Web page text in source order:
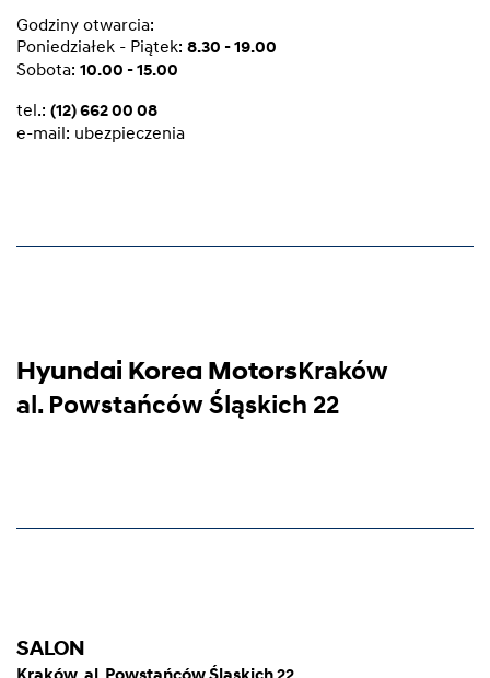
Godziny otwarcia:
Poniedziałek - Piątek: 8.30 - 19.00
Sobota: 10.00 - 15.00
tel.: (12) 662 00 08
e-mail: ubezpieczenia
Hyundai Korea MotorsKraków
al. Powstańców Śląskich 22
SALON